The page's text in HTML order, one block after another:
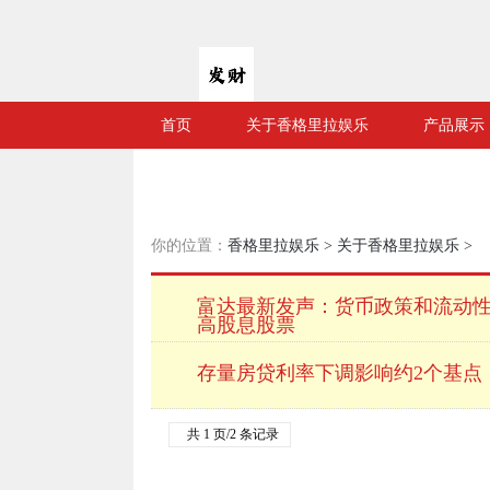
首页 关于香格里拉娱乐 产品展示
你的位置： 香格里拉娱乐 > 关于香格里拉娱乐 >
富达最新发声：货币政策和流动
高股息股票
存量房贷利率下调影响约2个基
共 1 页/2 条记录